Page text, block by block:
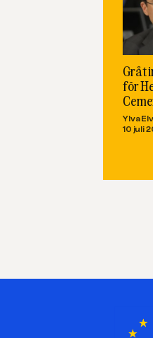
Gråt
för
Ylva
10 juli